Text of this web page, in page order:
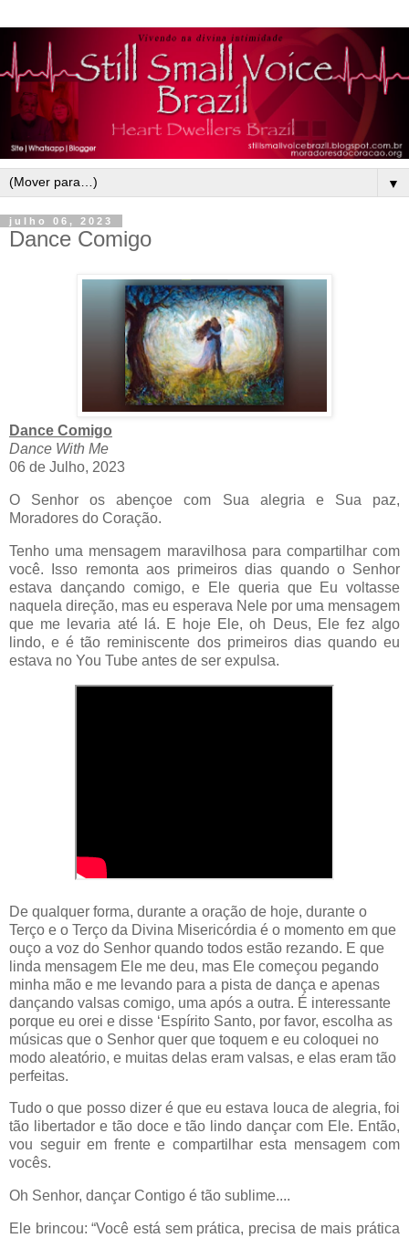
▼
julho 06, 2023
Dance Comigo
Dance Comigo
Dance With Me
06 de Julho, 2023
O Senhor os abençoe com Sua alegria e Sua paz,
Moradores do Coração.
Tenho uma mensagem maravilhosa para compartilhar com
você. Isso remonta aos primeiros dias quando o Senhor
estava dançando comigo, e Ele queria que Eu voltasse
naquela direção, mas eu esperava Nele por uma mensagem
que me levaria até lá. E hoje Ele, oh Deus, Ele fez algo
lindo, e é tão reminiscente dos primeiros dias quando eu
estava no You Tube antes de ser expulsa.
De qualquer forma, durante a oração de hoje, durante o
Terço e o Terço da Divina Misericórdia é o momento em que
ouço a voz do Senhor quando todos estão rezando. E que
linda mensagem Ele me deu, mas Ele começou pegando
minha mão e me levando para a pista de dança e apenas
dançando valsas comigo, uma após a outra. É interessante
porque eu orei e disse ‘Espírito Santo, por favor, escolha as
músicas que o Senhor quer que toquem e eu coloquei no
modo aleatório, e muitas delas eram valsas, e elas eram tão
perfeitas.
Tudo o que posso dizer é que eu estava louca de alegria, foi
tão libertador e tão doce e tão lindo dançar com Ele. Então,
vou seguir em frente e compartilhar esta mensagem com
vocês.
Oh Senhor, dançar Contigo é tão sublime....
Ele brincou: “Você está sem prática, precisa de mais prática